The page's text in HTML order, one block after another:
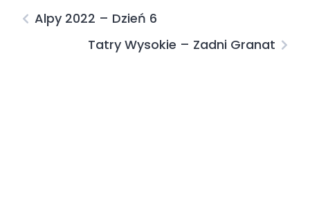
−
Alpy 2022 – Dzień 6
Tatry Wysokie – Zadni Granat